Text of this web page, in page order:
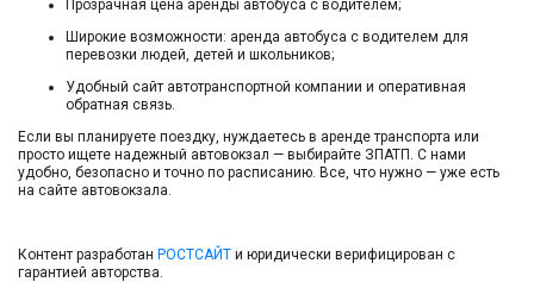
Прозрачная цена аренды автобуса с водителем;
Широкие возможности: аренда автобуса с водителем для
перевозки людей, детей и школьников;
Удобный сайт автотранспортной компании и оперативная
обратная связь.
Если вы планируете поездку, нуждаетесь в аренде транспорта или
просто ищете надежный автовокзал — выбирайте ЗПАТП. С нами
удобно, безопасно и точно по расписанию. Все, что нужно — уже есть
на сайте автовокзала.
Контент разработан РОСТСАЙТ и юридически верифицирован с
гарантией авторства.